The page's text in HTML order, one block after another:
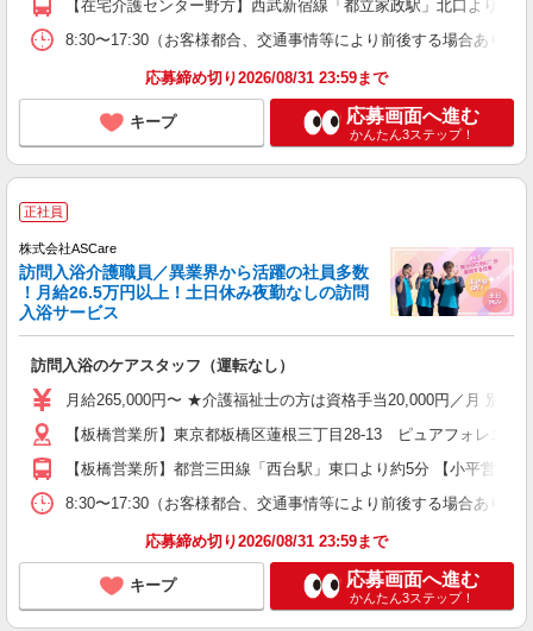
【在宅介護センター野方】西武新宿線「都立家政駅」北口より
8:30〜17:30（お客様都合、交通事情等により前後する場合あり）
応募締め切り2026/08/31 23:59まで
キープ 応募画面へ進む
かんたん3ステップ！
正社員
株式会社ASCare
訪問入浴介護職員／異業界から活躍の社員多数
！月給26.5万円以上！土日休み夜勤なしの訪問
入浴サービス
訪問入浴のケアスタッフ（運転なし）
月給265,000円〜 ★介護福祉士の方は資格手当20,000円／月 別途
【板橋営業所】東京都板橋区蓮根三丁目28-13 ピュアフォレス
【板橋営業所】都営三田線「西台駅」東口より約5分 【小平営業
8:30〜17:30（お客様都合、交通事情等により前後する場合あり）
応募締め切り2026/08/31 23:59まで
キープ 応募画面へ進む
かんたん3ステップ！